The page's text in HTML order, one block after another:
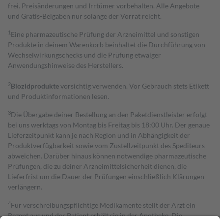
frei. Preisänderungen und Irrtümer vorbehalten. Alle Angebote
und Gratis-Beigaben nur solange der Vorrat reicht.
1 Eine pharmazeutische Prüfung der Arzneimittel und sonstigen
Produkte in deinem Warenkorb beinhaltet die Durchführung von
Wechselwirkungschecks und die Prüfung etwaiger
Anwendungshinweise des Herstellers.
2Biozidproduktevorsichtig verwenden. Vor Gebrauch stets Etikett
und Produktinformationen lesen.
3Die Übergabe deiner Bestellung an den Paketdienstleister erfolgt
bei uns werktags von Montag bis Freitag bis 18:00 Uhr. Der genaue
Lieferzeitpunkt kann je nach Region und in Abhängigkeit der
Produktverfügbarkeit sowie vom Zustellzeitpunkt des Spediteurs
abweichen. Darüber hinaus können notwendige pharmazeutische
Prüfungen, die zu deiner Arzneimittelsicherheit dienen, die
Lieferfrist um die Dauer der Prüfungen einschließlich Klärungen
verlängern.
4Für verschreibungspflichtige Medikamente stellt der Arzt ein
Rezept aus und der Patient erhält sie in der Apotheke. Die